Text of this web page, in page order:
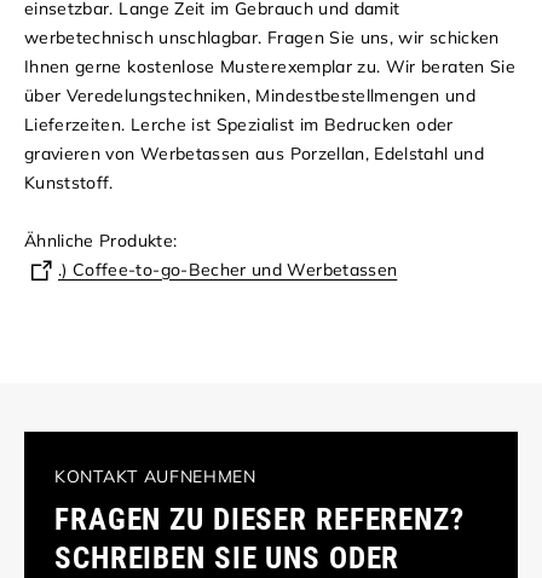
einsetzbar. Lange Zeit im Gebrauch und damit
werbetechnisch unschlagbar. Fragen Sie uns, wir schicken
Ihnen gerne kostenlose Musterexemplar zu. Wir beraten Sie
über Veredelungstechniken, Mindestbestellmengen und
Lieferzeiten. Lerche ist Spezialist im Bedrucken oder
gravieren von Werbetassen aus Porzellan, Edelstahl und
Kunststoff.
Ähnliche Produkte:
.) Coffee-to-go-Becher und Werbetassen
KONTAKT AUFNEHMEN
FRAGEN ZU DIESER REFERENZ?
SCHREIBEN SIE UNS ODER